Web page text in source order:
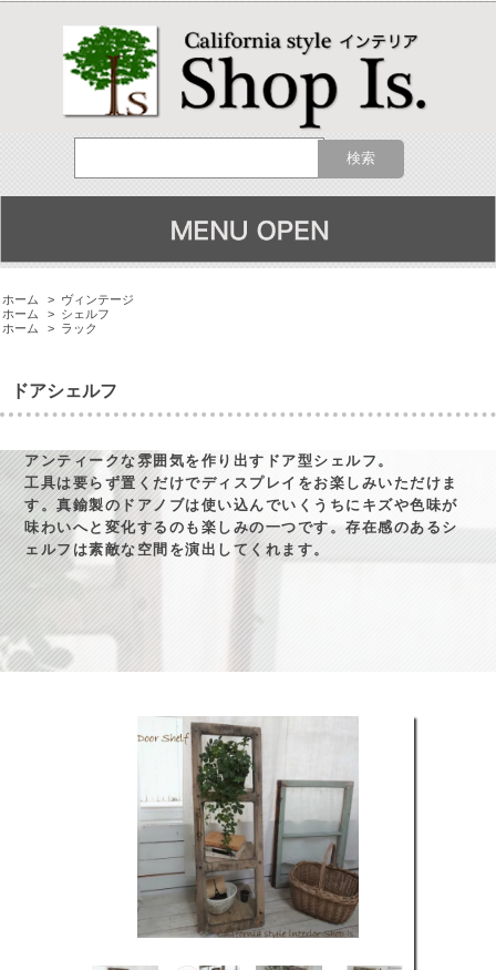
ホーム > ヴィンテージ
ホーム
> シェルフ
ホーム
> ラック
ドアシェルフ
アンティークな雰囲気を作り出すドア型シェルフ。
工具は要らず置くだけでディスプレイをお楽しみいただけま
す。真鍮製のドアノブは使い込んでいくうちにキズや色味が
味わいへと変化するのも楽しみの一つです。存在感のあるシ
ェルフは素敵な空間を演出してくれます。